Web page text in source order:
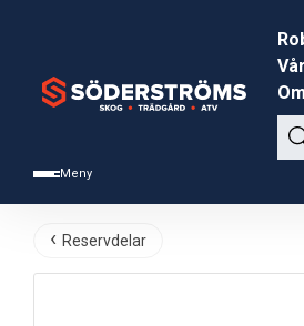
Meny
Reservdelar